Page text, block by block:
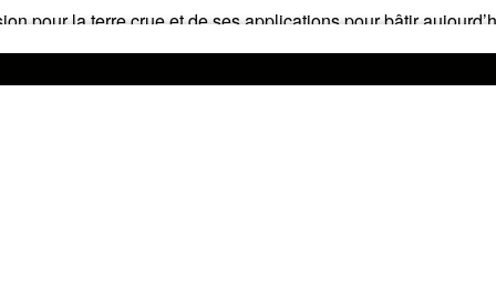
pour la terre crue et de ses applications pour bâtir
la bauge, le pisé, le torchis ou la brique de terre